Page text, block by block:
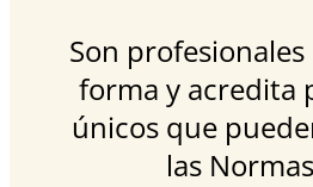
Son profesionales
forma y acredita
únicos que
las